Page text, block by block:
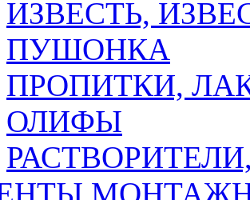
ИЗВЕСТЬ,
ПУШОНКА
ПРОПИТКИ,
ОЛИФЫ